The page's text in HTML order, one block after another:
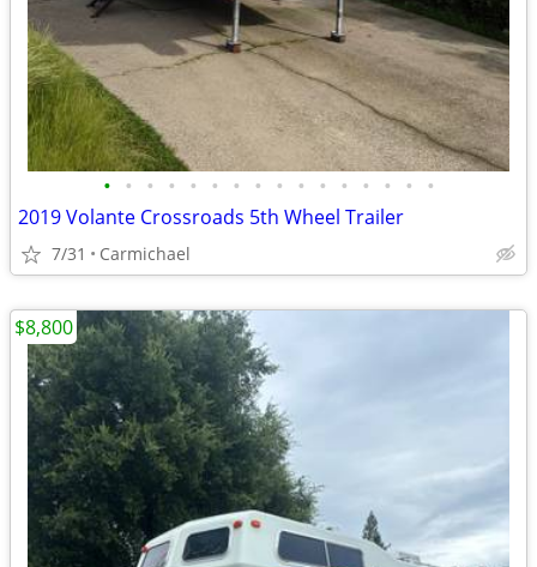
• • • • • • • • • • • • • • • •
2019 Volante Crossroads 5th Wheel Trailer
7/31 Carmichael
$8,800